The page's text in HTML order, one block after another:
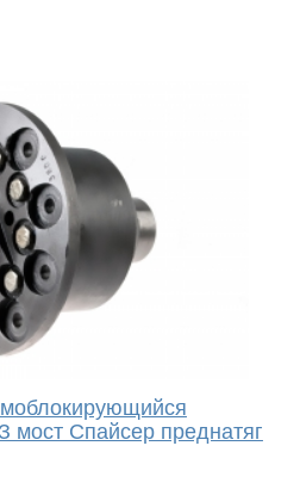
мост Спайсер преднатяг